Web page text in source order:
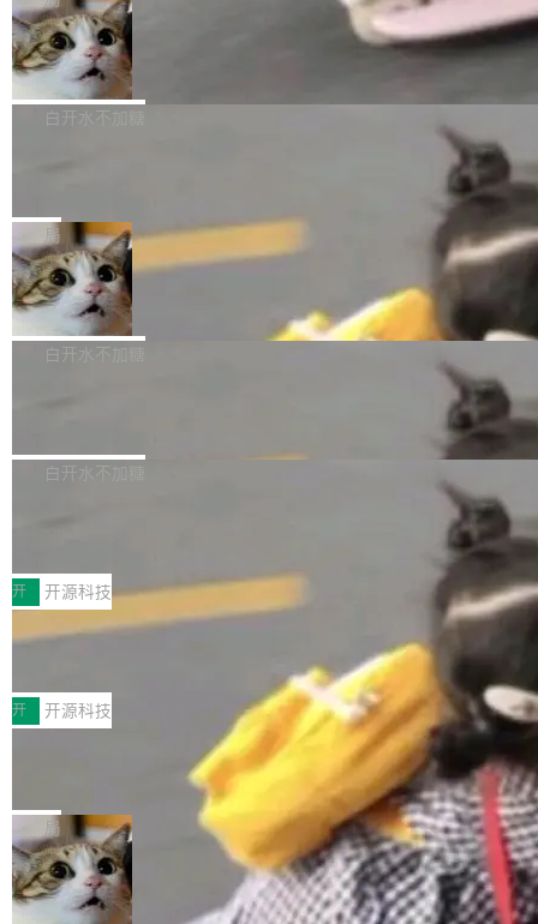
l 迁移或唤醒时，新宿主从 S3 恢复 SQLite 数据
库继续执行。存储库是持久化的唯一真相...
te 17 Pro、OPPO K15，要么是vivo X300 E这
样的次旗舰。 Galaxy Z Fold8 Ultra / Z Fold8 /
Z Flip8三款折叠屏新机均在7月22日发布，且全
部搭载骁龙8 Elite Gen5 for Galaxy，它们本该
本控制系统。目前处于 Early Access 阶段。 De
ltaDB 的核心思路直接写在 landing page 最显
眼的位置：「Software is made between com
mits」——软件是在 commit 之间写出来的。git
是把这段空隙补上。 回退到任何一次编辑：Delt
aDB 捕获 commit 之间的每一次操作，...
SpaceXAI 单季资本开支达 183 亿美元
根据风险投资人Tomer Tunguz 博客（VC 分
析）披露的最新分析与第二季度业绩报告，Spac
微软同期总资本开支的四成。 与亚马逊、Alpha
bet、微软以及 Meta 等传统科技巨头相比，Spa
ceXAI的资金消耗速度尤为引人瞩目。然而，支
撑庞大支出的资金来源却呈现出截然不同的面
貌。数据显示，微软和 Meta 主要依托充沛的经
白开水不加糖
一个在终端里运行的编程 agent；Muse Spark
1.2，驱动这个 agent 的新模型。一句话概括：
你可以用 curl -fsSL https://dev.meta.ai/install.
sh | bash 安装一个能在大项目里自动规划、写
代码、验证结果的 AI 终端工具。 据介绍，Muse
个主 agent 循环，外加一组后台 agent。这些后
局
美团开源 LoHoSearch，用知识图谱校
准 AI 能力认知
机器出题的前提，是让机器拥有全局视野。整个
构建流程可以分为四个环节：建图 → 控制难度
白开水不加糖
库，并将作为transport接入Mooncake TENT。
MPComm将作为一种传输引擎接入Mooncake T
ENT，实现零拷贝传输性能提升30%、非零拷贝
传输性能最高提升5倍。UCL-MPComm底层基
于自研UCL-Engine通信引擎，后续腾讯网平将
持续开源更多基于UCL-Engine的高性能通信组
件。 腾讯网平团队在UCL-MPComm中实现了一
个独立于业务线程的全局通信引擎（Engine），
白开水不加糖
型案例入选名单》，深信服“面向企业研发场景的
开源 AI 编程平台 CoStrict 应用”凭借卓越的技术
创新与落地成效成功入选。 全链路私有化部署，
助力企业AI研发安全落地 当前，越来越多企业已
经开始引入 AI Coding 工具，通过调用公有云模
型或企业内部部署模型提升研发效率。但随着 AI
Coding 从个人辅助工具逐步走向团队级、组织
级应用，企业在规模化落地过程中，对安全性、
可控性和代码质量提出了更高要求。 首先是数据
安全与合规要求。对于大多数普通研发场景，公
有云模型能够满足快速试用和效率提升的需求。
但对于金融、能源、医疗等对数据安全要求较...
开 开源科技
深信服AI算力网关入选工信部人工智能
前不久，工业和信息化部正式发布《2025年人工
智能应用典型案例名单》，集中展示人工智能在
各领域的应用成果，覆盖技术底座、行业赋能、
产品应用、支撑保障、专题等五大方向。深信服
AI算力网关（AI创新平台）成功入选！ 随着各行
各业的Agent走向规模化建设，算力构成形态逐
渐丰富，用户关注的重点也在发生变化：不只是
让AI用起来，还要进一步看清混合算力时代下，
Token花在哪里、算力是否被充分利用，以及持
开 开源科技
Jeff Dean 离开 Google：一个时代的结
束，一个实验室的开始
Google 员工编号 20。MapReduce 作者之一。
Bigtable 作者之一。TensorFlow 的作者之一。
Gemini 的架构师。Google 首席科学家。 Jeff D
ean 在 Google 工作了 27 年后，宣布离职。 他
不是一个人走。一同离开的还有 Sanjay Ghema
局
🔥 SolonCode v2026.8.4 发布：界面
字体可调、22 种语言、记忆搜索增强
打开终端就能上岗的全中文编码智能体，这一轮